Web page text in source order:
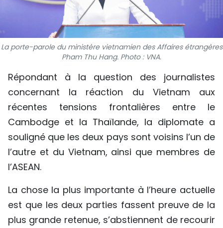
MÉGASTORIE
INFOGRAPHIE
PHOTO
VIDÉO
À PROPOS DU "PEUPLE"
TIẾNG VIỆT
中文
РУССКИЙ
La porte-parole du ministère vietnamien des Affaires étrangères
Pham Thu Hang. Photo : VNA.
Répondant à la question des journalistes
concernant la réaction du Vietnam aux
récentes tensions frontalières entre le
Cambodge et la Thaïlande, la diplomate a
souligné que les deux pays sont voisins l’un de
l’autre et du Vietnam, ainsi que membres de
l’ASEAN.
La chose la plus importante à l’heure actuelle
est que les deux parties fassent preuve de la
plus grande retenue, s’abstiennent de recourir